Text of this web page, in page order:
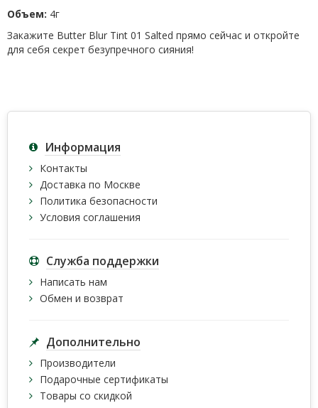
Объем: 4г
Закажите Butter Blur Tint 01 Salted прямо сейчас и откройте
для себя секрет безупречного сияния!
Информация
Контакты
Доставка по Москве
Политика безопасности
Условия соглашения
Служба поддержки
Написать нам
Обмен и возврат
Дополнительно
Производители
Подарочные сертификаты
Товары со скидкой